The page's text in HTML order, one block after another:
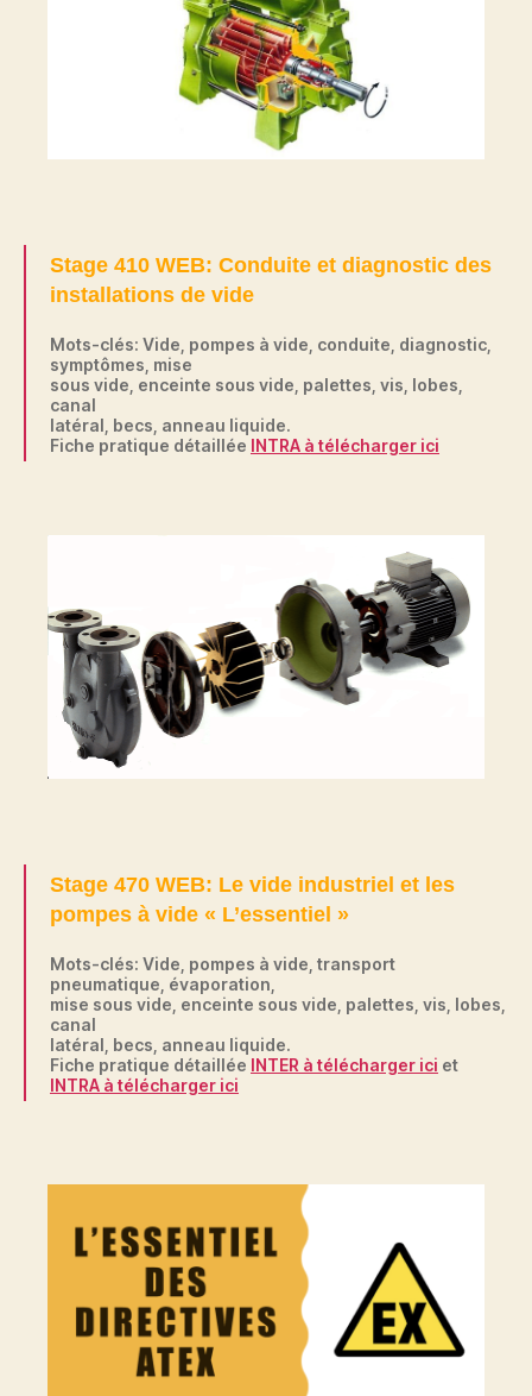
Stage 410 WEB: Conduite et diagnostic des
installations de vide
Mots-clés: Vide, pompes à vide, conduite, diagnostic,
symptômes, mise
sous vide, enceinte sous vide, palettes, vis, lobes,
canal
latéral, becs, anneau liquide.
Fiche pratique détaillée INTRA à télécharger ici
Stage 470 WEB: Le vide industriel et les
pompes à vide « L’essentiel »
Mots-clés: Vide, pompes à vide, transport
pneumatique, évaporation,
mise sous vide, enceinte sous vide, palettes, vis, lobes,
canal
latéral, becs, anneau liquide.
Fiche pratique détaillée INTER à télécharger ici et
INTRA à télécharger ici